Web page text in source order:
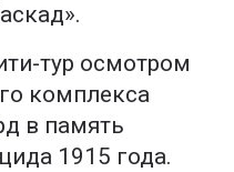
тур осмотром
комплекса
в память
1915 года.